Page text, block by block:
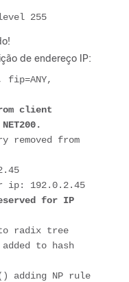
255
de endereço IP:
fip=ANY,
client
removed from
ip: 192.0.2.45
for IP
to radix tree
to hash
adding NP rule